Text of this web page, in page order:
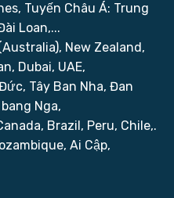
Tuyến Châu Á: Trung
Loan,...
New Zealand,
Dubai, UAE,
Tây Ban Nha, Đan
Nga,
Brazil, Peru, Chile,.
Ai Cập,